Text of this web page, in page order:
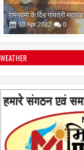
रामनवमी के दिन गायत्री
10Apr 2022 0
सिद्ध कुंजिका स्तोत्र का पाठ
2024 0
WEATHER